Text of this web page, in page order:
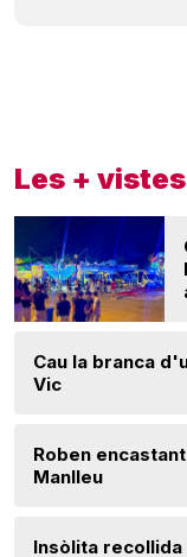
Les + vistes
Cau la branca
Vic
Roben
Manlleu
Insòlita